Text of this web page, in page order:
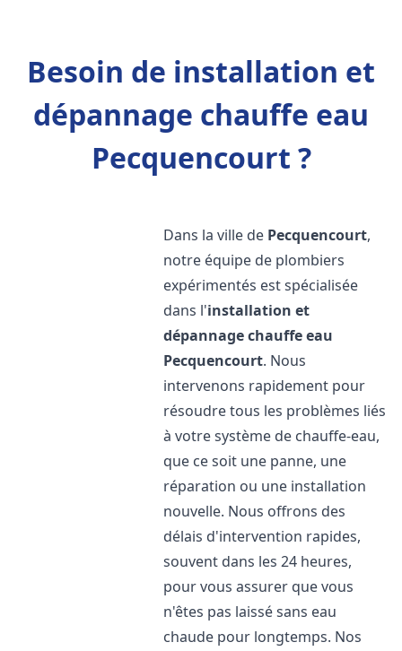
Besoin de installation et
dépannage chauffe eau
Pecquencourt ?
Dans la ville de Pecquencourt,
notre équipe de plombiers
expérimentés est spécialisée
dans l'installation et
dépannage chauffe eau
Pecquencourt. Nous
intervenons rapidement pour
résoudre tous les problèmes liés
à votre système de chauffe-eau,
que ce soit une panne, une
réparation ou une installation
nouvelle. Nous offrons des
délais d'intervention rapides,
souvent dans les 24 heures,
pour vous assurer que vous
n'êtes pas laissé sans eau
chaude pour longtemps. Nos